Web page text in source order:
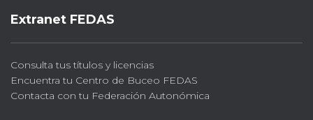
Extranet FEDAS
Consulta tus títulos y licencias
Encuentra tu Centro de Buceo FEDAS
Contacta con tu Federación Autonómica